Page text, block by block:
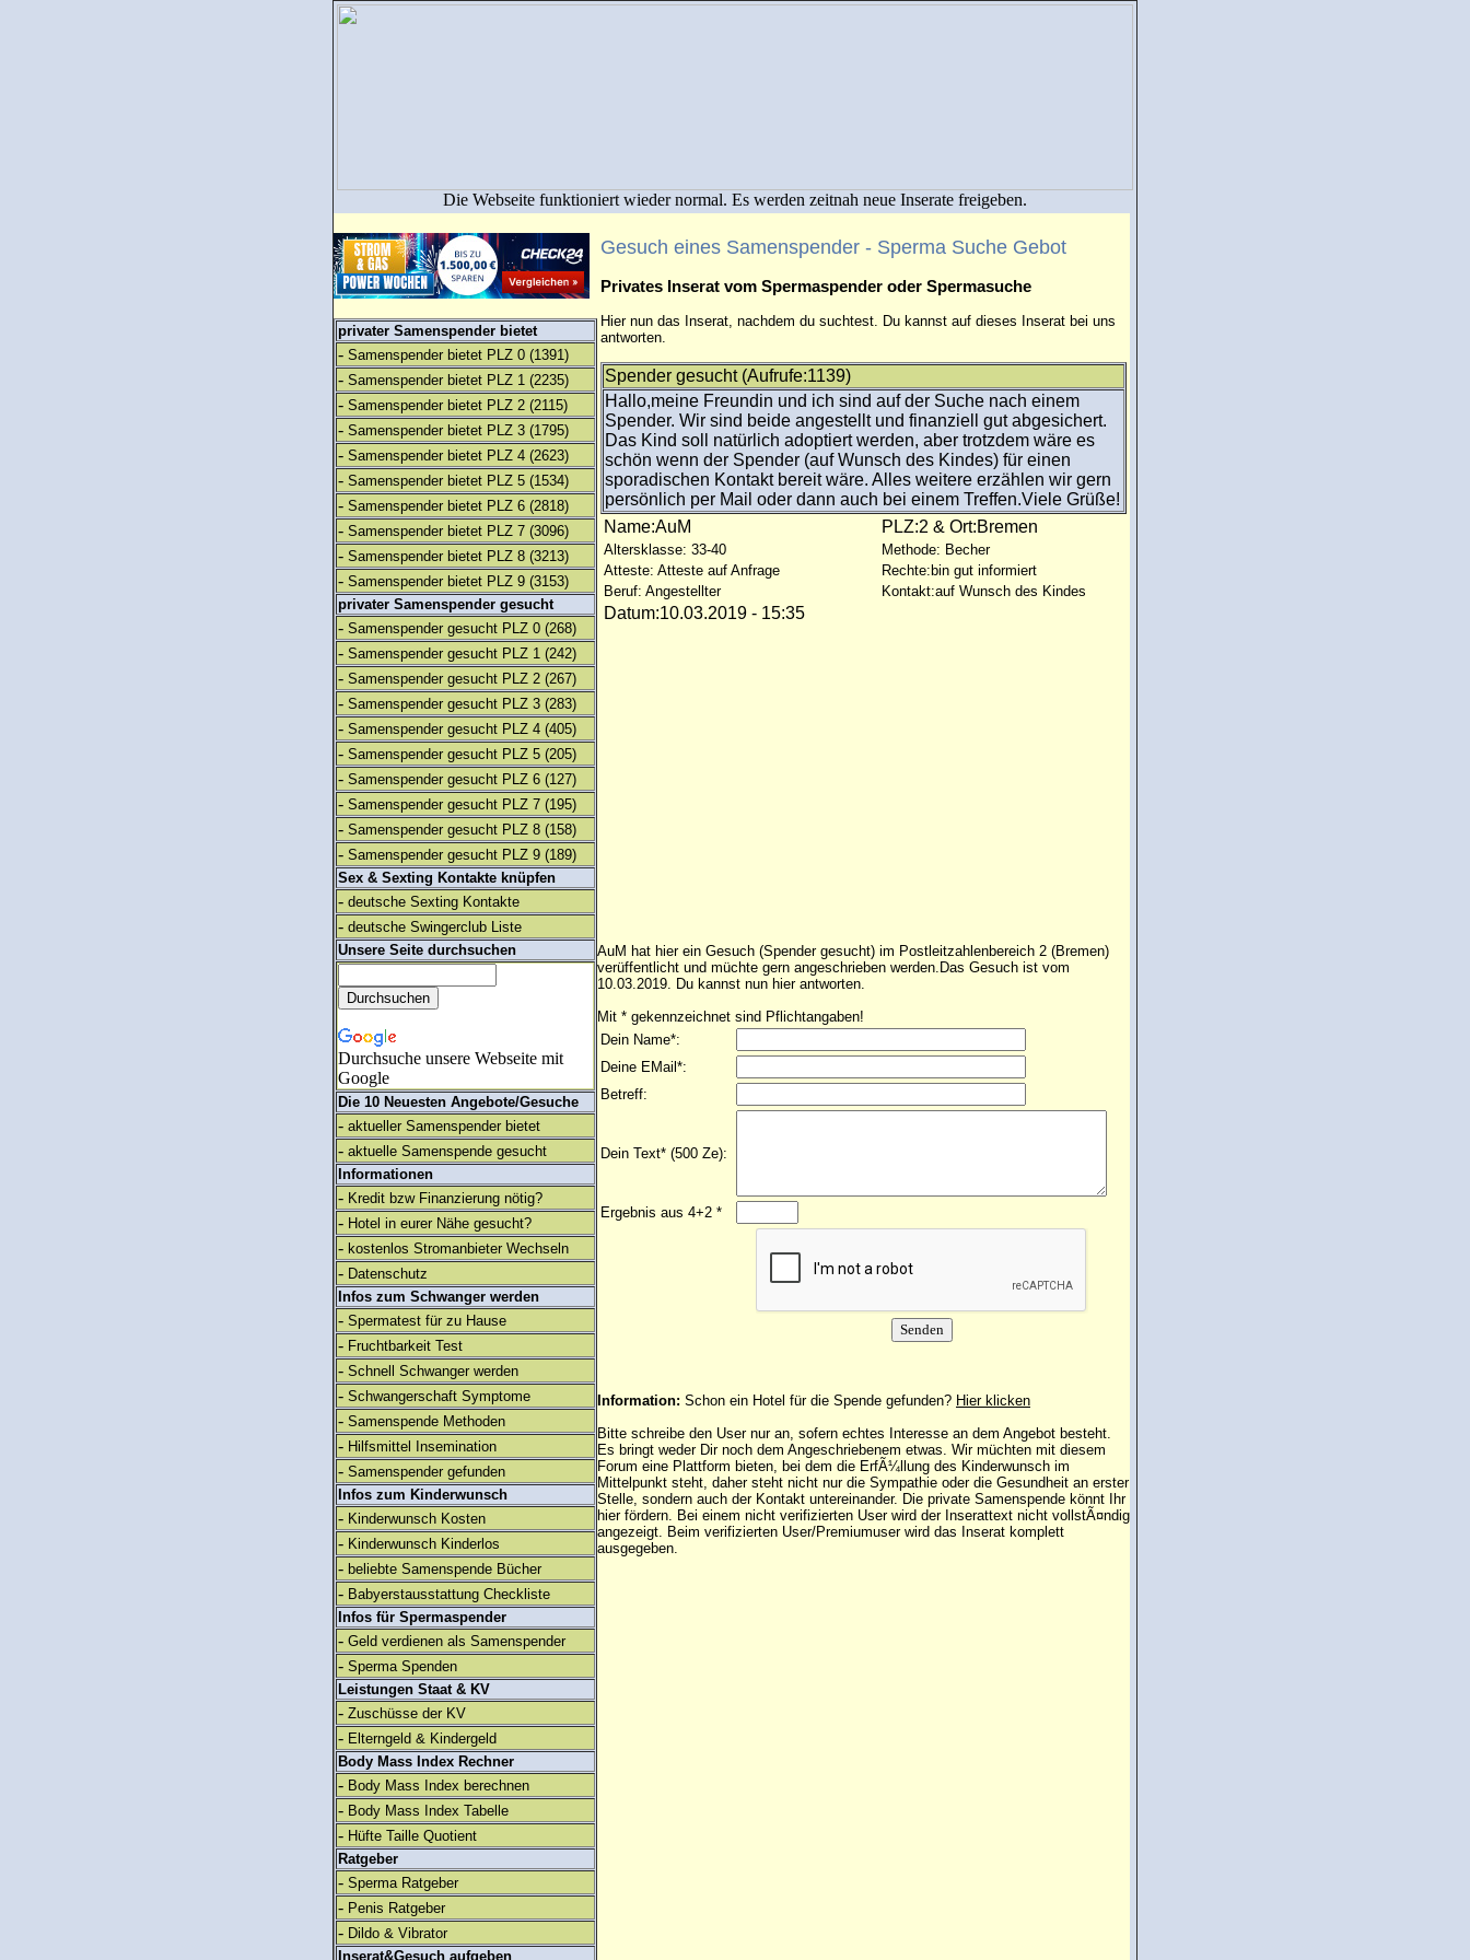
Die Webseite funktioniert wieder normal. Es werden zeitnah neue Inserate freigeben.
privater Samenspender bietet
- Samenspender bietet PLZ 0 (1391)
- Samenspender bietet PLZ 1 (2235)
- Samenspender bietet PLZ 2 (2115)
- Samenspender bietet PLZ 3 (1795)
- Samenspender bietet PLZ 4 (2623)
- Samenspender bietet PLZ 5 (1534)
- Samenspender bietet PLZ 6 (2818)
- Samenspender bietet PLZ 7 (3096)
- Samenspender bietet PLZ 8 (3213)
- Samenspender bietet PLZ 9 (3153)
privater Samenspender gesucht
- Samenspender gesucht PLZ 0 (268)
- Samenspender gesucht PLZ 1 (242)
- Samenspender gesucht PLZ 2 (267)
- Samenspender gesucht PLZ 3 (283)
- Samenspender gesucht PLZ 4 (405)
- Samenspender gesucht PLZ 5 (205)
- Samenspender gesucht PLZ 6 (127)
- Samenspender gesucht PLZ 7 (195)
- Samenspender gesucht PLZ 8 (158)
- Samenspender gesucht PLZ 9 (189)
Sex & Sexting Kontakte knüpfen
- deutsche Sexting Kontakte
- deutsche Swingerclub Liste
Unsere Seite durchsuchen
Durchsuche unsere Webseite mit
Google
Die 10 Neuesten Angebote/Gesuche
- aktueller Samenspender bietet
- aktuelle Samenspende gesucht
Informationen
- Kredit bzw Finanzierung nötig?
- Hotel in eurer Nähe gesucht?
- kostenlos Stromanbieter Wechseln
- Datenschutz
Infos zum Schwanger werden
- Spermatest für zu Hause
- Fruchtbarkeit Test
- Schnell Schwanger werden
- Schwangerschaft Symptome
- Samenspende Methoden
- Hilfsmittel Insemination
- Samenspender gefunden
Infos zum Kinderwunsch
- Kinderwunsch Kosten
- Kinderwunsch Kinderlos
- beliebte Samenspende Bücher
- Babyerstausstattung Checkliste
Infos für Spermaspender
- Geld verdienen als Samenspender
- Sperma Spenden
Leistungen Staat & KV
- Zuschüsse der KV
- Elterngeld & Kindergeld
Body Mass Index Rechner
- Body Mass Index berechnen
- Body Mass Index Tabelle
- Hüfte Taille Quotient
Ratgeber
- Sperma Ratgeber
- Penis Ratgeber
- Dildo & Vibrator
Inserat&Gesuch aufgeben
Gesuch eines Samenspender - Sperma Suche Gebot
Privates Inserat vom Spermaspender oder Spermasuche
Hier nun das Inserat, nachdem du suchtest. Du kannst auf dieses Inserat bei uns
antworten.
Spender gesucht (Aufrufe:1139)
Hallo,meine Freundin und ich sind auf der Suche nach einem
Spender. Wir sind beide angestellt und finanziell gut abgesichert.
Das Kind soll natürlich adoptiert werden, aber trotzdem wäre es
schön wenn der Spender (auf Wunsch des Kindes) für einen
sporadischen Kontakt bereit wäre. Alles weitere erzählen wir gern
persönlich per Mail oder dann auch bei einem Treffen.Viele Grüße!
Name:AuM
PLZ:2 & Ort:Bremen
Altersklasse: 33-40
Methode: Becher
Atteste: Atteste auf Anfrage
Rechte:bin gut informiert
Beruf: Angestellter
Kontakt:auf Wunsch des Kindes
Datum:10.03.2019 - 15:35
AuM hat hier ein Gesuch (Spender gesucht) im Postleitzahlenbereich 2 (Bremen)
verüffentlicht und müchte gern angeschrieben werden.Das Gesuch ist vom
10.03.2019. Du kannst nun hier antworten.
Mit * gekennzeichnet sind Pflichtangaben!
Dein Name*:
Deine EMail*:
Betreff:
Dein Text* (500 Ze):
Ergebnis aus 4+2 *
Information: Schon ein Hotel für die Spende gefunden? Hier klicken
Bitte schreibe den User nur an, sofern echtes Interesse an dem Angebot besteht.
Es bringt weder Dir noch dem Angeschriebenem etwas. Wir müchten mit diesem
Forum eine Plattform bieten, bei dem die ErfÃ¼llung des Kinderwunsch im
Mittelpunkt steht, daher steht nicht nur die Sympathie oder die Gesundheit an erster
Stelle, sondern auch der Kontakt untereinander. Die private Samenspende könnt Ihr
hier fördern. Bei einem nicht verifizierten User wird der Inserattext nicht vollstÃ¤ndig
angezeigt. Beim verifizierten User/Premiumuserwird das Inserat komplett
ausgegeben.